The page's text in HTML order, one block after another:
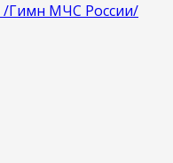
/Гимн МЧС России/